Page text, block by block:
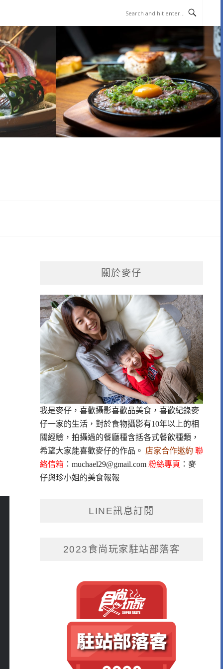
關於麥仔
我是麥仔，喜歡攝影喜歡品美食，喜歡紀錄麥
仔一家的生活，對於食物攝影有10年以上的相
關經驗，拍攝過的餐廳種含括各式餐飲種類，
希望大家能喜歡麥仔的作品。 店家合作邀約 聯
絡信箱： muchael29@gmail.com 粉絲專頁 ： 麥
仔與珍小姐的美食報報
LINE訊息訂閱
2023食尚玩家駐站部落客